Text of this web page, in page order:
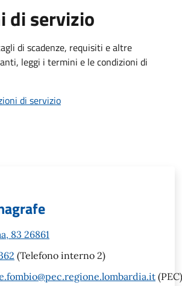
di servizio
di scadenze, requisiti e altre
leggi i termini e le condizioni di
di servizio
83 26861
(Telefono interno 2)
(PEC)